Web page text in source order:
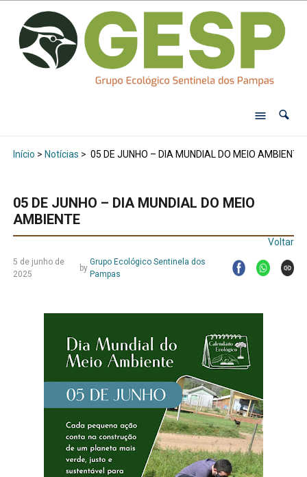
Início > Notícias > 05 DE JUNHO – DIA MUNDIAL DO MEIO AMBIENTE
05 DE JUNHO – DIA MUNDIAL DO MEIO
AMBIENTE
Voltar
5 de junho de
2025
by
Grupo Ecológico Sentinela dos
Pampas